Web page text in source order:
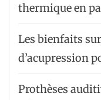
thermique en
Les bienfaits
d’acupression
Prothèses